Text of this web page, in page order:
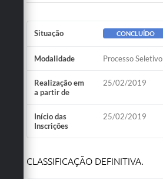
Situação CONCLUÍDO
Modalidade Processo Seletivo
Realização em
a partir de
25/02/2019
Início das
Inscrições
25/02/2019
CLASSIFICAÇÃO DEFINITIVA.